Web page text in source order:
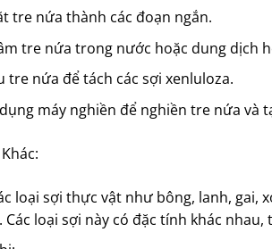
tre nứa thành các đoạn ngắn.
tre nứa trong nước hoặc dung dịch
tre nứa để tách các sợi xenluloza.
máy nghiền để nghiền tre nứa và
loại sợi thực vật như bông, lanh, gai,
Các loại sợi này có đặc tính khác